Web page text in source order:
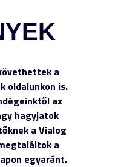
a
oldalunkon is.
az
hagyjatok
a Vialog
a
egyaránt.